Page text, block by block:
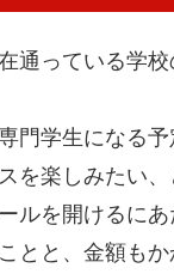
通っている学
門学生になる
を楽しみたい
ルを開けるに
とと、金額もか